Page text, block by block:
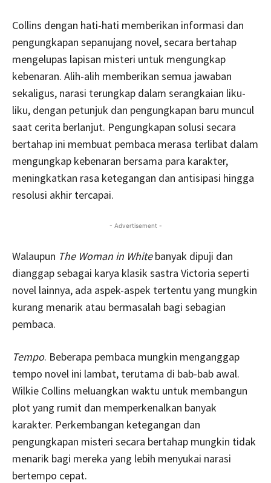
Collins dengan hati-hati memberikan informasi dan
pengungkapan sepanujang novel, secara bertahap
mengelupas lapisan misteri untuk mengungkap
kebenaran. Alih-alih memberikan semua jawaban
sekaligus, narasi terungkap dalam serangkaian liku-
liku, dengan petunjuk dan pengungkapan baru muncul
saat cerita berlanjut. Pengungkapan solusi secara
bertahap ini membuat pembaca merasa terlibat dalam
mengungkap kebenaran bersama para karakter,
meningkatkan rasa ketegangan dan antisipasi hingga
resolusi akhir tercapai.
- Advertisement -
Walaupun The Woman in Whitebanyak dipuji dan
dianggap sebagai karya klasik sastra Victoria seperti
novel lainnya, ada aspek-aspek tertentu yang mungkin
kurang menarik atau bermasalah bagi sebagian
pembaca.
Tempo. Beberapa pembaca mungkin menganggap
tempo novel ini lambat, terutama di bab-bab awal.
Wilkie Collins meluangkan waktu untuk membangun
plot yang rumit dan memperkenalkan banyak
karakter. Perkembangan ketegangan dan
pengungkapan misteri secara bertahap mungkin tidak
menarik bagi mereka yang lebih menyukai narasi
bertempo cepat.